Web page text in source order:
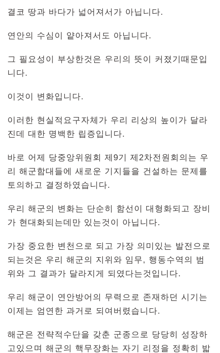
결코 땅과 바다가 넓어져서가 아닙니다.
연안의 수심이 얕아져서도 아닙니다.
그 필요성이 부상한것은 우리의 뜻이 커졌기때문입
니다.
이것이 변화입니다.
이러한 현실적요구자체가 우리 리상의 높이가 달라
진데 대한 명백한 립증입니다.
바로 어제 당중앙위원회 제9기 제2차전원회의는 우
리 해군함대들에 새로운 기지들을 건설하는 문제를
토의하고 결정하였습니다.
우리 해군의 변화는 단순히 함선이 대형화되고 장비
가 현대화되는데만 있는것이 아닙니다.
가장 중요한 변천으로 되고 가장 의미있는 발전으로
되는것은 우리 해군의 지위와 임무, 행동수역의 범
위와 그 결과가 달라지게 되였다는것입니다.
우리 해군이 연안방어의 무력으로 존재하던 시기는
이제는 엄연한 과거로 되여버렸습니다.
해군은 전략적수단을 갖춘 군종으로 당당히 성장하
고있으며 해군의 핵무장화는 자기 리정을 정확히 밟